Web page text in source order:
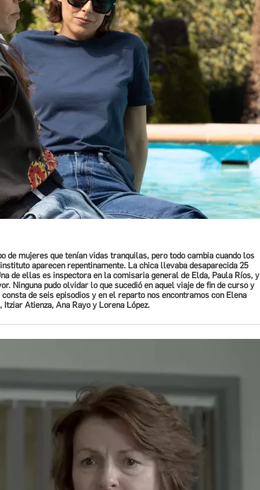
de mujeres que tenían vidas tranquilas, pero todo cambia cuando los
aparecen repentinamente. La chica llevaba desaparecida 25
de ellas es inspectora en la comisaria general de Elda, Paula Ríos, y
Ninguna pudo olvidar lo que sucedió en aquel viaje de fin de curso y
de seis episodios y en el reparto nos encontramos con Elena
Atienza, Ana Rayo y Lorena López.